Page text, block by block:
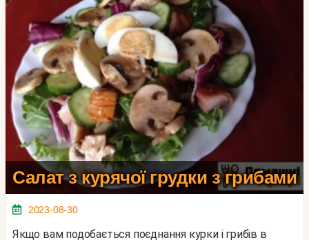
Салат з курячої грудки з грибами
2023-08-30
Якщо вам подобається поєднання курки і грибів в